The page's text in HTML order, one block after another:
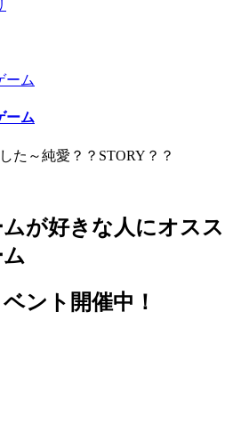
ーム
ーム
た～純愛？？STORY？？
が好きな人にオスス
ント開催中！